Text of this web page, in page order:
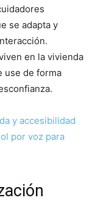
se adapta y
en la vivienda
use de forma
y accesibilidad
por voz para